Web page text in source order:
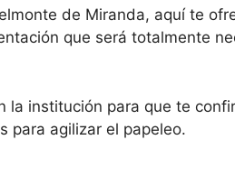
de Miranda, aquí te
que será totalmente
institución para que te
para agilizar el papeleo.